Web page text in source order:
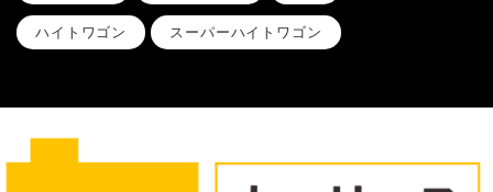
ハイトワゴン スーパーハイトワゴン